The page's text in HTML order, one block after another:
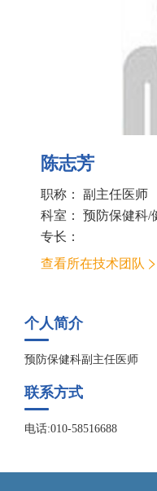
陈志芳
职称： 副主任医师
科室： 预防保健科/
专长：
查看所在技术团队
个人简介
预防保健科副主任医师
联系方式
电话:010-58516688